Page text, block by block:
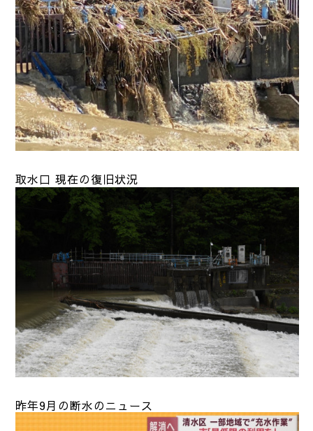
取水口 現在の復旧状況
昨年9月の断水のニュース